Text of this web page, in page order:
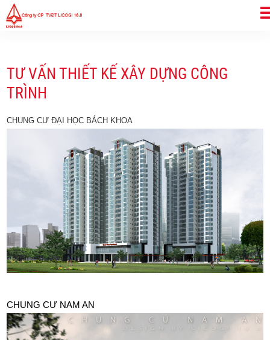
TƯ VẤN THIẾT KẾ XÂY DỰNG CÔNG
TRÌNH
CHUNG CƯ ĐẠI HỌC BÁCH KHOA
CHUNG CƯ NAM AN